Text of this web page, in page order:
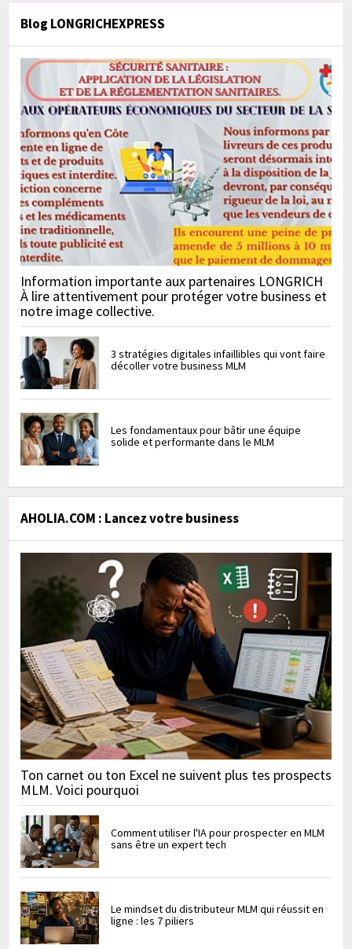
Blog LONGRICHEXPRESS
Information importante aux partenaires LONGRICH
À lire attentivement pour protéger votre business et
notre image collective.
3 stratégies digitales infaillibles qui vont faire
décoller votre business MLM
Les fondamentaux pour bâtir une équipe
solide et performante dans le MLM
AHOLIA.COM : Lancez votre business
Ton carnet ou ton Excel ne suivent plus tes prospects
MLM. Voici pourquoi
Comment utiliser l'IA pour prospecter en MLM
sans être un expert tech
Le mindset du distributeur MLM qui réussit en
ligne : les 7 piliers